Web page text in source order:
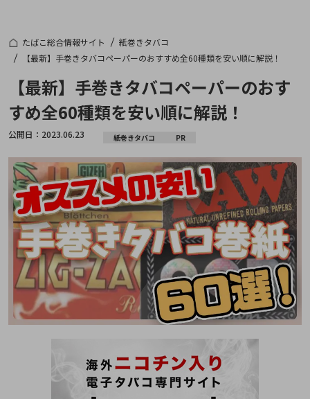
たばこ総合情報サイト
紙巻きタバコ
【最新】手巻きタバコペーパーのおすすめ全60種類を安い順に解説！
【最新】手巻きタバコペーパーのおす
すめ全60種類を安い順に解説！
公開日： 2023.06.23 紙巻きタバコ PR